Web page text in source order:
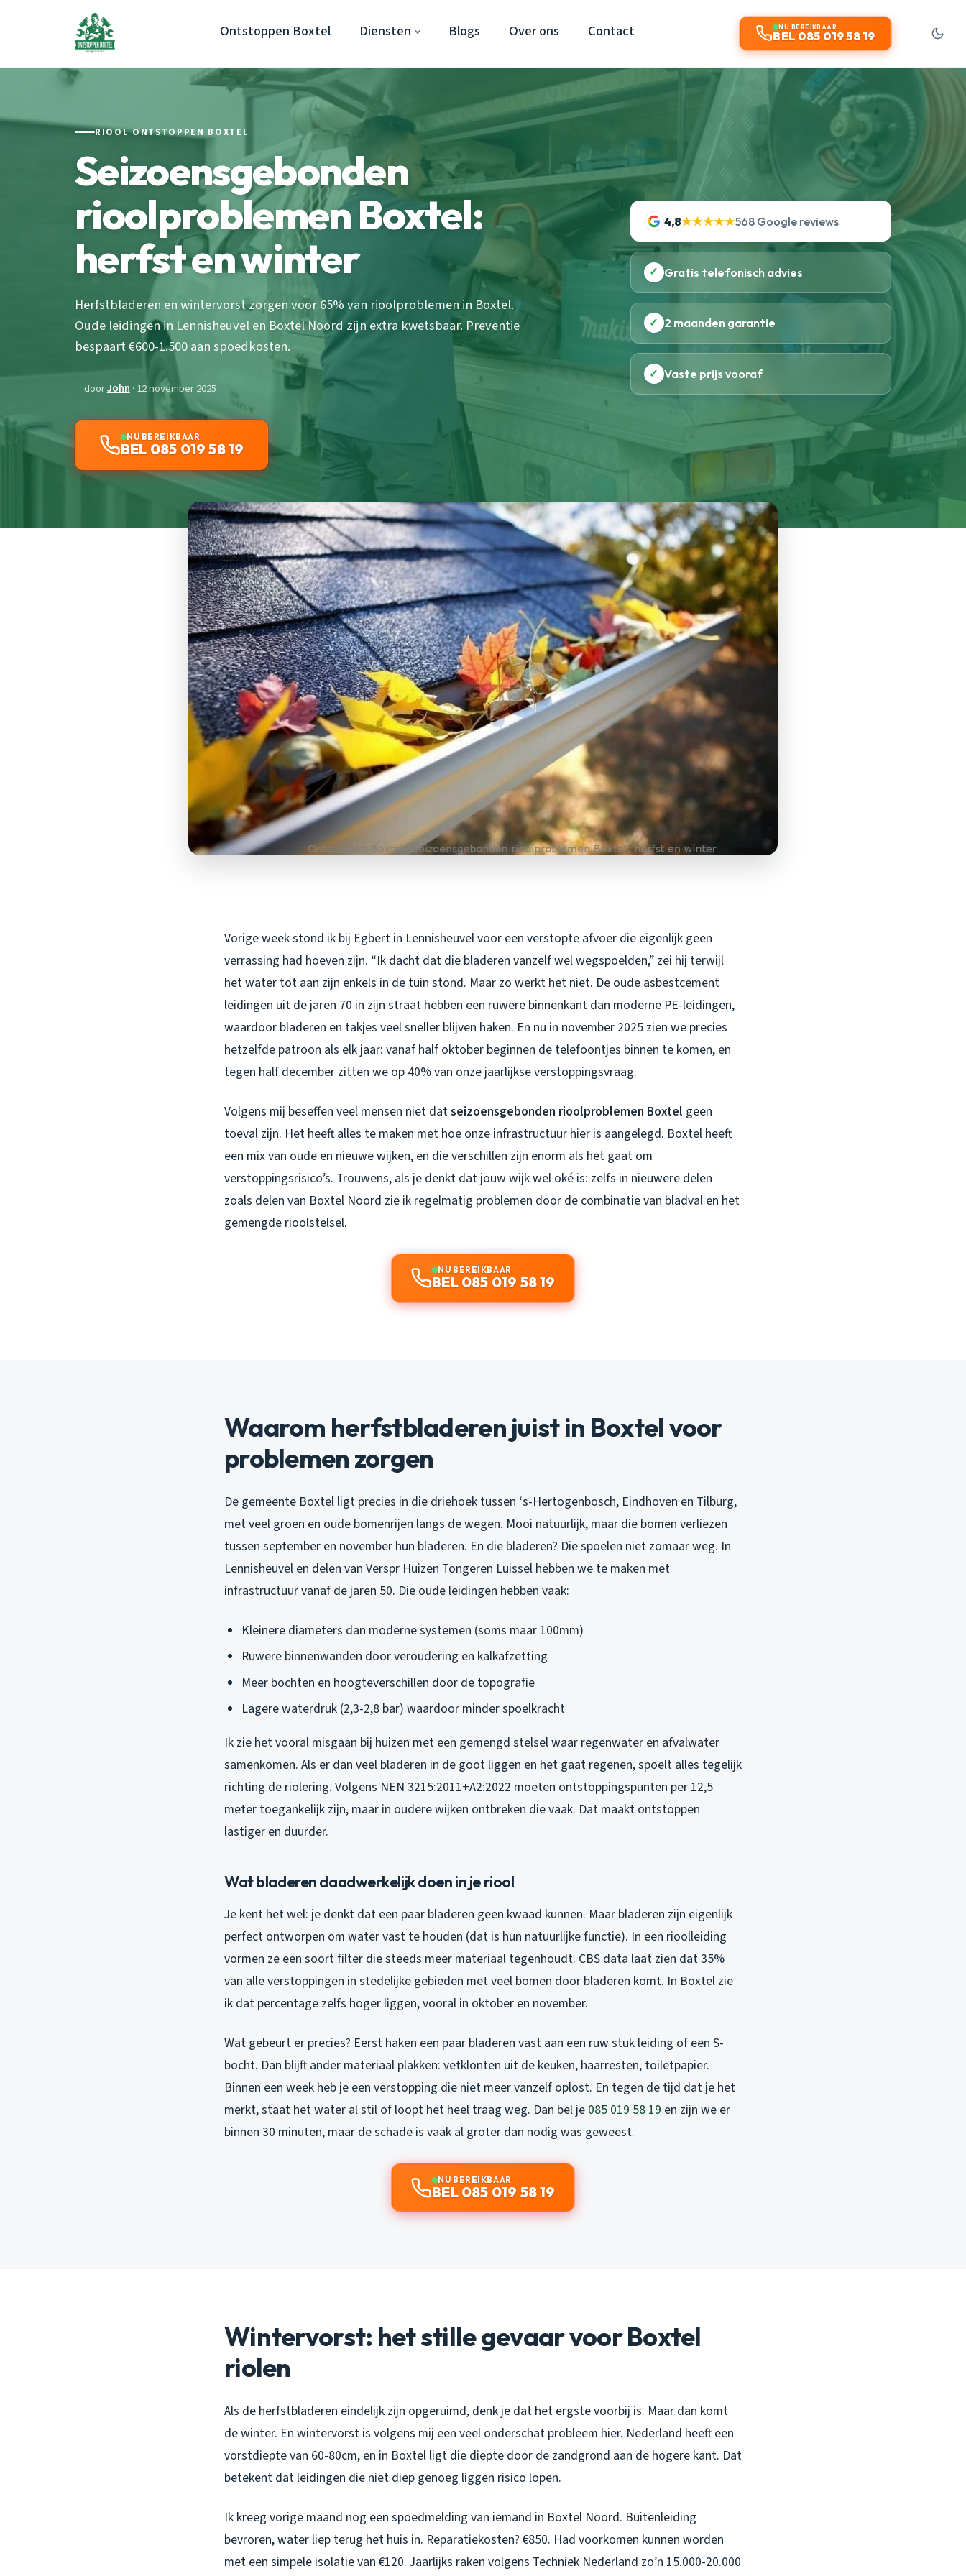
Ontstoppen Boxtel Diensten Blogs Over ons Contact NU BEREIKBAAR
BEL 085 019 58 19
RIOOL ONTSTOPPEN BOXTEL
Seizoensgebonden
rioolproblemen Boxtel:
herfst en winter
Herfstbladeren en wintervorst zorgen voor 65% van rioolproblemen in Boxtel.
Oude leidingen in Lennisheuvel en Boxtel Noord zijn extra kwetsbaar. Preventie
bespaart €600-1.500 aan spoedkosten.
doorJohn · 12 november 2025
NU BEREIKBAAR
BEL 085 019 58 19
4,8★★★★★568 Google reviews
✓ Gratis telefonisch advies
✓ 2 maanden garantie
✓ Vaste prijs vooraf
Vorige week stond ik bij Egbert in Lennisheuvel voor een verstopte afvoer die eigenlijk geen
verrassing had hoeven zijn. “Ik dacht dat die bladeren vanzelf wel wegspoelden,” zei hij terwijl
het water tot aan zijn enkels in de tuin stond. Maar zo werkt het niet. De oude asbestcement
leidingen uit de jaren 70 in zijn straat hebben een ruwere binnenkant dan moderne PE-leidingen,
waardoor bladeren en takjes veel sneller blijven haken. En nu in november 2025 zien we precies
hetzelfde patroon als elk jaar: vanaf half oktober beginnen de telefoontjes binnen te komen, en
tegen half december zitten we op 40% van onze jaarlijkse verstoppingsvraag.
Volgens mij beseffen veel mensen niet datseizoensgebonden rioolproblemen Boxtel geen
toeval zijn. Het heeft alles te maken met hoe onze infrastructuur hier is aangelegd. Boxtel heeft
een mix van oude en nieuwe wijken, en die verschillen zijn enorm als het gaat om
verstoppingsrisico’s. Trouwens, als je denkt dat jouw wijk wel oké is: zelfs in nieuwere delen
zoals delen van Boxtel Noord zie ik regelmatig problemen door de combinatie van bladval en het
gemengde rioolstelsel.
NU BEREIKBAAR
BEL 085 019 58 19
Waarom herfstbladeren juist in Boxtel voor
problemen zorgen
De gemeente Boxtel ligt precies in die driehoek tussen ‘s-Hertogenbosch, Eindhoven en Tilburg,
met veel groen en oude bomenrijen langs de wegen. Mooi natuurlijk, maar die bomen verliezen
tussen september en november hun bladeren. En die bladeren? Die spoelen niet zomaar weg. In
Lennisheuvel en delen van Verspr Huizen Tongeren Luissel hebben we te maken met
infrastructuur vanaf de jaren 50. Die oude leidingen hebben vaak:
Kleinere diameters dan moderne systemen (soms maar 100mm)
Ruwere binnenwanden door veroudering en kalkafzetting
Meer bochten en hoogteverschillen door de topografie
Lagere waterdruk (2,3-2,8 bar) waardoor minder spoelkracht
Ik zie het vooral misgaan bij huizen met een gemengd stelsel waar regenwater en afvalwater
samenkomen. Als er dan veel bladeren in de goot liggen en het gaat regenen, spoelt alles tegelijk
richting de riolering. Volgens NEN 3215:2011+A2:2022 moeten ontstoppingspunten per 12,5
meter toegankelijk zijn, maar in oudere wijken ontbreken die vaak. Dat maakt ontstoppen
lastiger en duurder.
Wat bladeren daadwerkelijk doen in je riool
Je kent het wel: je denkt dat een paar bladeren geen kwaad kunnen. Maar bladeren zijn eigenlijk
perfect ontworpen om water vast te houden (dat is hun natuurlijke functie). In een rioolleiding
vormen ze een soort filter die steeds meer materiaal tegenhoudt. CBS data laat zien dat 35%
van alle verstoppingen in stedelijke gebieden met veel bomen door bladeren komt. In Boxtel zie
ik dat percentage zelfs hoger liggen, vooral in oktober en november.
Wat gebeurt er precies? Eerst haken een paar bladeren vast aan een ruw stuk leiding of een S-
bocht. Dan blijft ander materiaal plakken: vetklonten uit de keuken, haarresten, toiletpapier.
Binnen een week heb je een verstopping die niet meer vanzelf oplost. En tegen de tijd dat je het
merkt, staat het water al stil of loopt het heel traag weg. Dan bel je 085 019 58 19 en zijn we er
binnen 30 minuten, maar de schade is vaak al groter dan nodig was geweest.
NU BEREIKBAAR
BEL 085 019 58 19
Wintervorst: het stille gevaar voor Boxtel
riolen
Als de herfstbladeren eindelijk zijn opgeruimd, denk je dat het ergste voorbij is. Maar dan komt
de winter. En wintervorst is volgens mij een veel onderschat probleem hier. Nederland heeft een
vorstdiepte van 60-80cm, en in Boxtel ligt die diepte door de zandgrond aan de hogere kant. Dat
betekent dat leidingen die niet diep genoeg liggen risico lopen.
Ik kreeg vorige maand nog een spoedmelding van iemand in Boxtel Noord. Buitenleiding
bevroren, water liep terug het huis in. Reparatiekosten? €850. Had voorkomen kunnen worden
met een simpele isolatie van €120. Jaarlijks raken volgens Techniek Nederland zo’n 15.000-20.000